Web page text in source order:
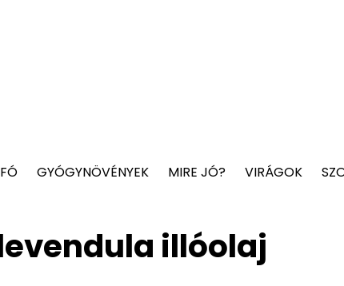
GYÓGYNÖVÉNYEK MIRE JÓ? VIRÁGOK
illóolaj